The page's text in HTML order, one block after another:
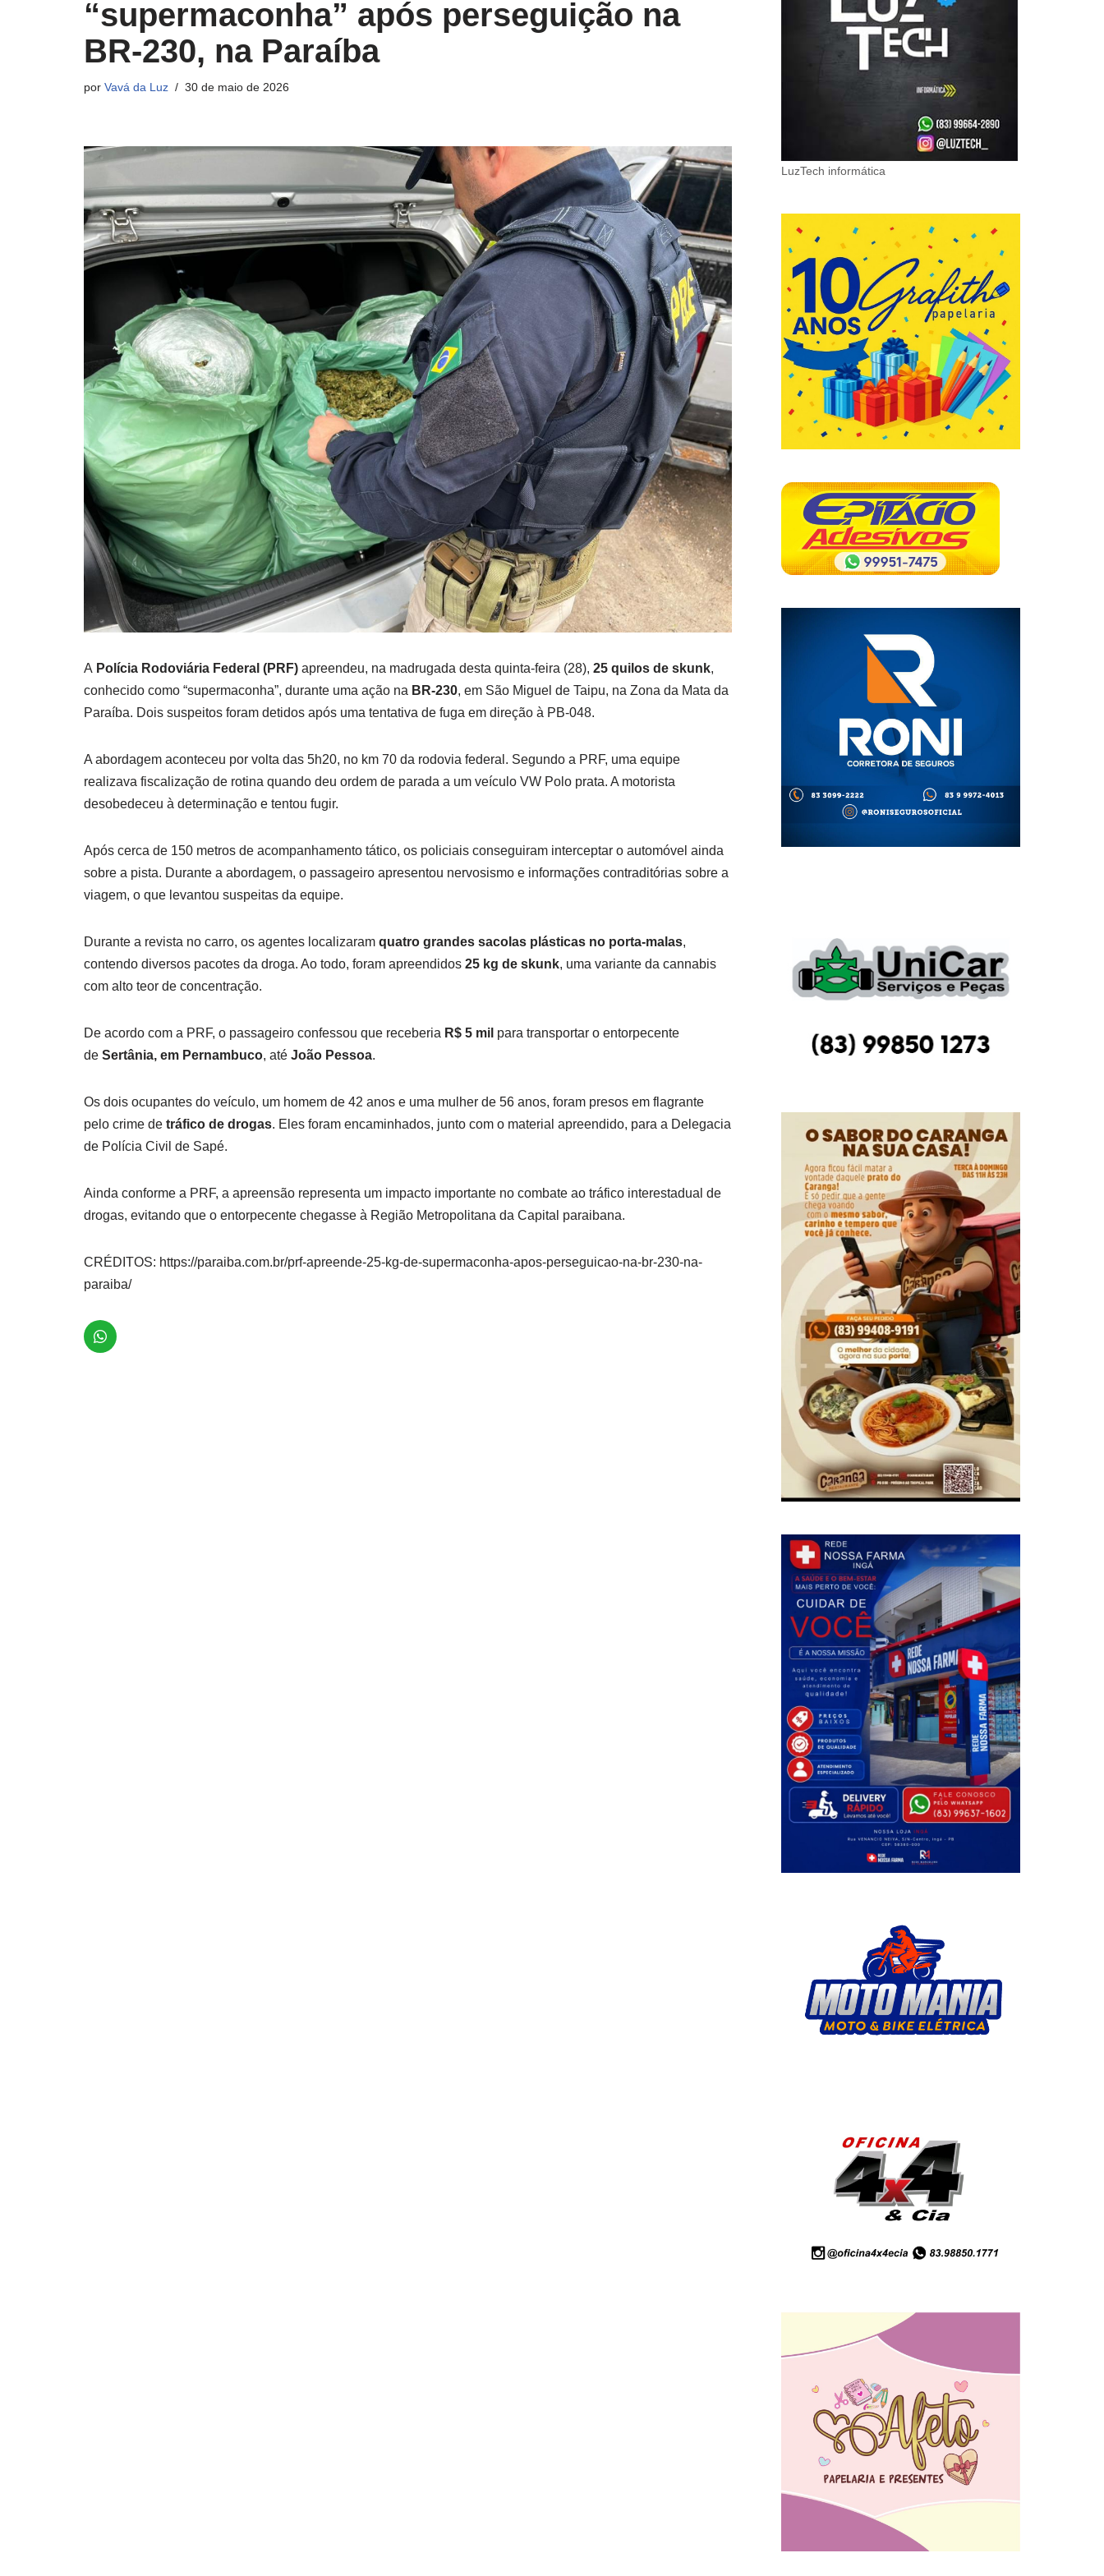
“supermaconha” após perseguição na
BR-230, na Paraíba
por Vavá da Luz 30 de maio de 2026
A Polícia Rodoviária Federal (PRF) apreendeu, na madrugada desta quinta-feira (28), 25 quilos de skunk,
conhecido como “supermaconha”, durante uma ação na BR-230, em São Miguel de Taipu, na Zona da Mata da
Paraíba. Dois suspeitos foram detidos após uma tentativa de fuga em direção à PB-048.
A abordagem aconteceu por volta das 5h20, no km 70 da rodovia federal. Segundo a PRF, uma equipe
realizava fiscalização de rotina quando deu ordem de parada a um veículo VW Polo prata. A motorista
desobedeceu à determinação e tentou fugir.
Após cerca de 150 metros de acompanhamento tático, os policiais conseguiram interceptar o automóvel ainda
sobre a pista. Durante a abordagem, o passageiro apresentou nervosismo e informações contraditórias sobre a
viagem, o que levantou suspeitas da equipe.
Durante a revista no carro, os agentes localizaram quatro grandes sacolas plásticas no porta-malas,
contendo diversos pacotes da droga. Ao todo, foram apreendidos 25 kg de skunk, uma variante da cannabis
com alto teor de concentração.
De acordo com a PRF, o passageiro confessou que receberia R$ 5 mil para transportar o entorpecente
de Sertânia, em Pernambuco, até João Pessoa.
Os dois ocupantes do veículo, um homem de 42 anos e uma mulher de 56 anos, foram presos em flagrante
pelo crime de tráfico de drogas. Eles foram encaminhados, junto com o material apreendido, para a Delegacia
de Polícia Civil de Sapé.
Ainda conforme a PRF, a apreensão representa um impacto importante no combate ao tráfico interestadual de
drogas, evitando que o entorpecente chegasse à Região Metropolitana da Capital paraibana.
CRÉDITOS: https://paraiba.com.br/prf-apreende-25-kg-de-supermaconha-apos-perseguicao-na-br-230-na-
paraiba/
LuzTech informática